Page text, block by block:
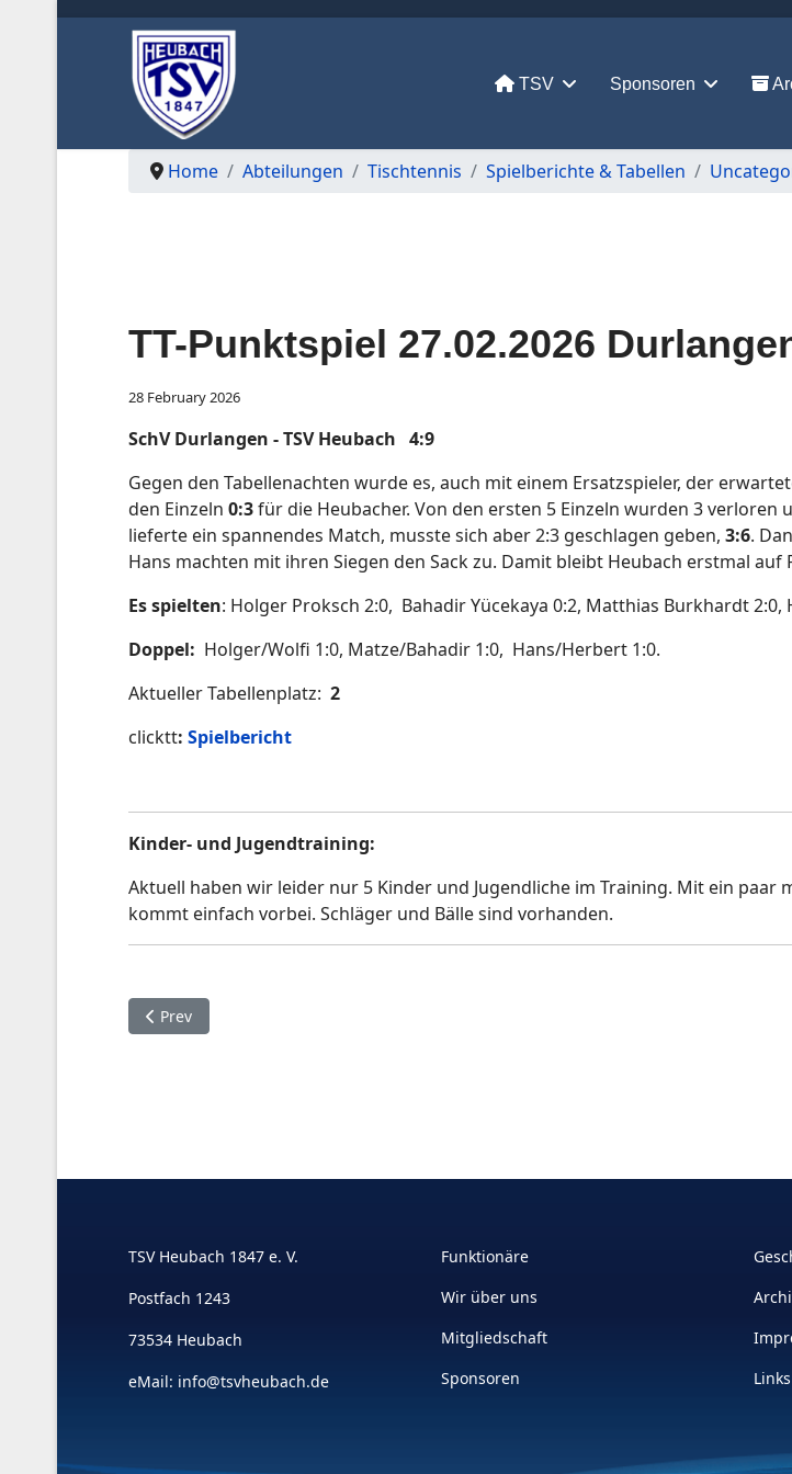
TSV Sponsoren
Home Abteilungen Tischtennis Spielberichte & Tabellen
TT-Punktspiel 27.02.2026
28 February 2026
SchV Durlangen - TSV Heubach 4:9
Gegen den Tabellenachten wurde es, auch mit einem Ersatzspieler, der
den Einzeln 0:3für die Heubacher. Von den ersten 5 Einzeln wurden 3 verloren
lieferte ein spannendes Match, musste sich aber 2:3 geschlagen geben, 3:6.
Hans machten mit ihren Siegen den Sack zu. Damit bleibt Heubach erstmal auf
Es spielten: Holger Proksch 2:0, Bahadir Yücekaya 0:2, Matthias Burkhardt
Doppel: Holger/Wolfi 1:0, Matze/Bahadir 1:0, Hans/Herbert 1:0.
Aktueller Tabellenplatz: 2
clicktt: Spielbericht
Kinder- und Jugendtraining:
Aktuell haben wir leider nur 5 Kinder und Jugendliche im Training. Mit ein paar
kommt einfach vorbei. Schläger und Bälle sind vorhanden.
Previous article: TT-Punktspiel 01.03.2026 Weinstadt-Schnait - Heubach 2 9:3
Prev
TSV Heubach 1847 e. V.
Postfach 1243
73534 Heubach
eMail: info@tsvheubach.de
Funktionäre
Wir über uns
Mitgliedschaft
Sponsoren
Links